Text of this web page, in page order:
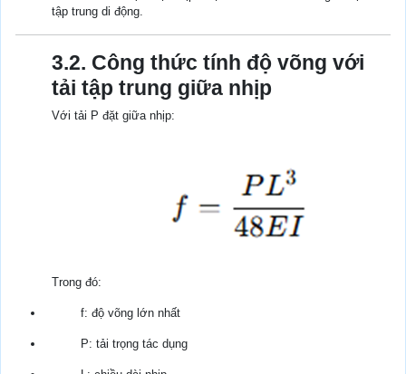
tập trung di động.
3.2. Công thức tính độ võng với
tải tập trung giữa nhịp
Với tải P đặt giữa nhịp:
Trong đó:
f: độ võng lớn nhất
P: tải trọng tác dụng